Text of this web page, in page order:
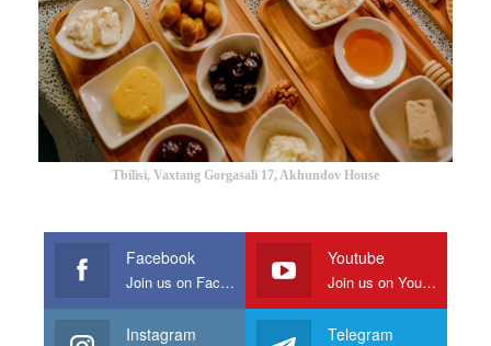
Tbilisi, Vaxtang Gorgasali 17, Akhundov House
Facebook
Join us on Facebook
Youtube
Join us on Youtube
Instagram Telegram